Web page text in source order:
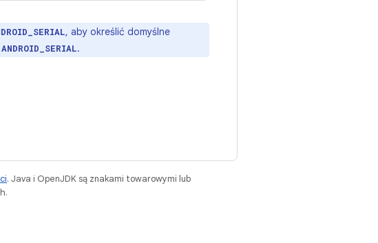
, aby określić domyślne
.
. Java i OpenJDK są znakami towarowymi lub